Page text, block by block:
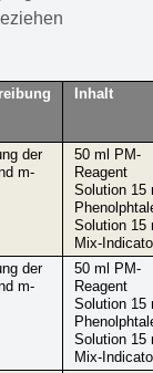
Inhalt
der
m-
50 ml PM-
Reagent
Solution 15 ml
Solution 15 ml
Mix-
der
m-
50 ml PM-
Reagent
Solution 15 ml
Solution 15 ml
Mix-